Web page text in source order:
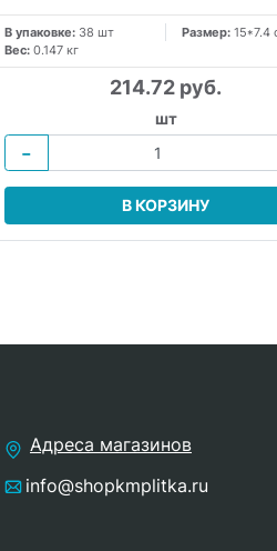
В упаковке: 38 шт Размер: 15*7.4
Вес: 0.147 кг
214.72 руб.
шт
−
В КОРЗИНУ
Адреса магазинов
info@shopkmplitka.ru